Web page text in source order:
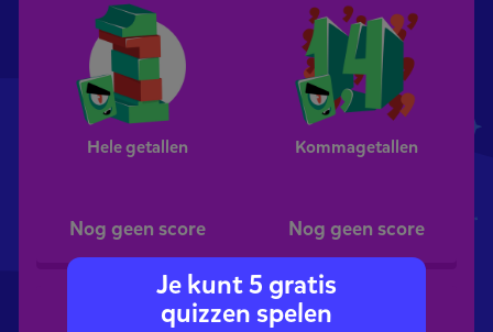
Hele getallen
Nog geen score
Kommagetallen
Nog geen score
Je kunt 5 gratis
quizzen spelen